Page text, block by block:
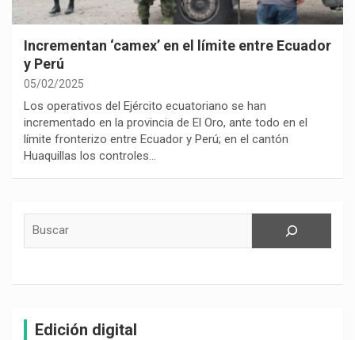
Incrementan ‘camex’ en el límite entre Ecuador
y Perú
05/02/2025
Los operativos del Ejército ecuatoriano se han
incrementado en la provincia de El Oro, ante todo en el
límite fronterizo entre Ecuador y Perú; en el cantón
Huaquillas los controles…
Edición digital